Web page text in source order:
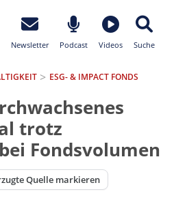
Newsletter Podcast Videos Suche
ESG- & IMPACT FONDS
trotz
Fondsvolumen
Quelle markieren